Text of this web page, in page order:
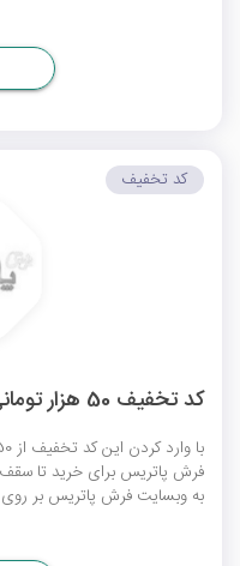
کد تخفیف 50 هزار تومانی فرش پاتریس
به وبسایت فرش پاتریس بر روی
کد تخفیف